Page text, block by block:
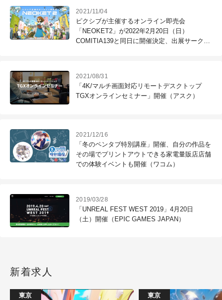
2021/11/04
ピクシブが主催するオンライン即売会
「NEOKET2」が2022年2月20日（日）
COMITIA139と同日に開催決定、出展サークル
2021/08/31
「4K/マルチ画面対応リモートデスクトップ
TGXオンラインセミナー」開催（アスク）
2021/12/16
「冬のペンタブ特別講座」開催、自分の作品を
その場でプリントアウトできる家電量販店店舗
での体験イベントも開催（ワコム）
2019/03/28
「UNREAL FEST WEST 2019」4月20日
（土）開催（EPIC GAMES JAPAN）
新着求人
東京 東京